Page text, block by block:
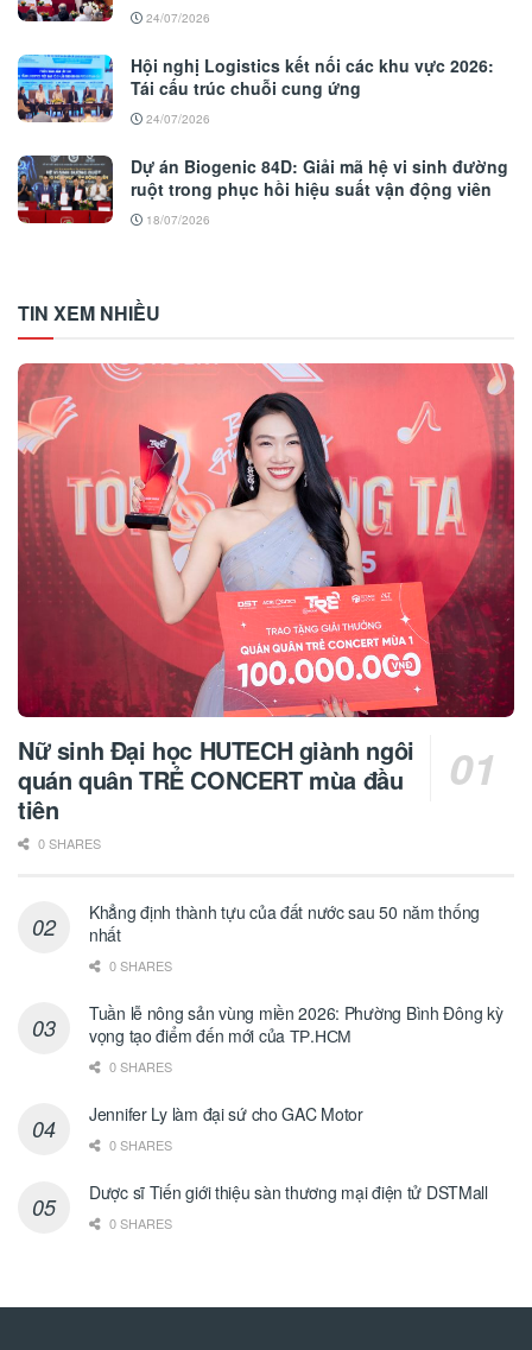
24/07/2026
Hội nghị Logistics kết nối các khu vực 2026:
Tái cấu trúc chuỗi cung ứng
24/07/2026
Dự án Biogenic 84D: Giải mã hệ vi sinh đường
ruột trong phục hồi hiệu suất vận động viên
18/07/2026
TIN XEM NHIỀU
Nữ sinh Đại học HUTECH giành ngôi
quán quân TRẺ CONCERT mùa đầu
tiên
0 SHARES
Khẳng định thành tựu của đất nước sau 50 năm thống
nhất
0 SHARES
Tuần lễ nông sản vùng miền 2026: Phường Bình Đông kỳ
vọng tạo điểm đến mới của ТР.НСМ
0 SHARES
Jennifer Ly làm đại sứ cho GAC Motor
0 SHARES
Dược sĩ Tiến giới thiệu sàn thương mại điện tử DSTMall
0 SHARES